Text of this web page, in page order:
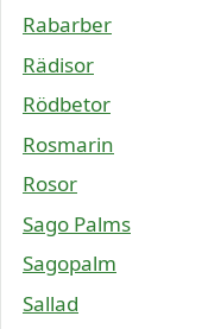
Rabarber
Rädisor
Rödbetor
Rosmarin
Rosor
Sago Palms
Sagopalm
Sallad